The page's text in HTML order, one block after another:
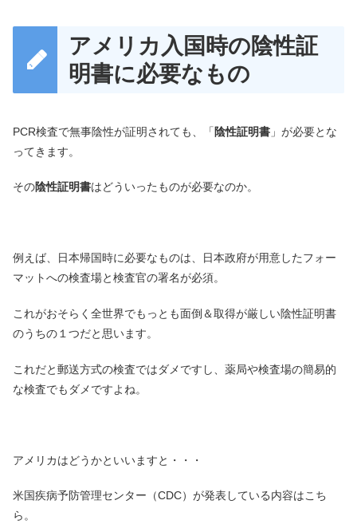
アメリカ入国時の陰性証
明書に必要なもの
PCR検査で無事陰性が証明されても、「 陰性証明書 」が必要とな
ってきます。
その陰性証明書はどういったものが必要なのか。
例えば、日本帰国時に必要なものは、日本政府が用意したフォー
マットへの検査場と検査官の署名が必須。
これがおそらく全世界でもっとも面倒＆取得が厳しい陰性証明書
のうちの１つだと思います。
これだと郵送方式の検査ではダメですし、薬局や検査場の簡易的
な検査でもダメですよね。
アメリカはどうかといいますと・・・
米国疾病予防管理センター（CDC）が発表している内容はこち
ら。